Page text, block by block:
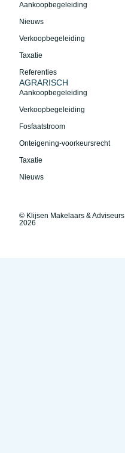
Aankoopbegeleiding
Nieuws
Verkoopbegeleiding
Taxatie
Referenties
AGRARISCH
Aankoopbegeleiding
Verkoopbegeleiding
Fosfaatstroom
Onteigening-voorkeursrecht
Taxatie
Nieuws
© Klijsen Makelaars & Adviseurs
2026